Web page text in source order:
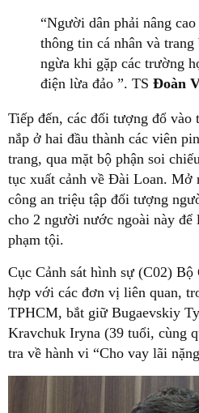
“Người dân phải nâng
thông tin cá nhân và
ngừa khi gặp các trường
điện lừa đảo ”. TS Đoàn
Tiếp đến, các đối tượng đổ vào
nắp ở hai đầu thành các viên
trang, qua mặt bộ phận soi
tục xuất cảnh về Đài Loan. Mở
công an triệu tập đối tượng
cho 2 người nước ngoài này
phạm tội.
Cục Cảnh sát hình sự (C02) Bộ
hợp với các đơn vị liên quan,
TPHCM, bắt giữ Bugaevskiy
Kravchuk Iryna (39 tuổi, cùng
tra về hành vi “Cho vay lãi